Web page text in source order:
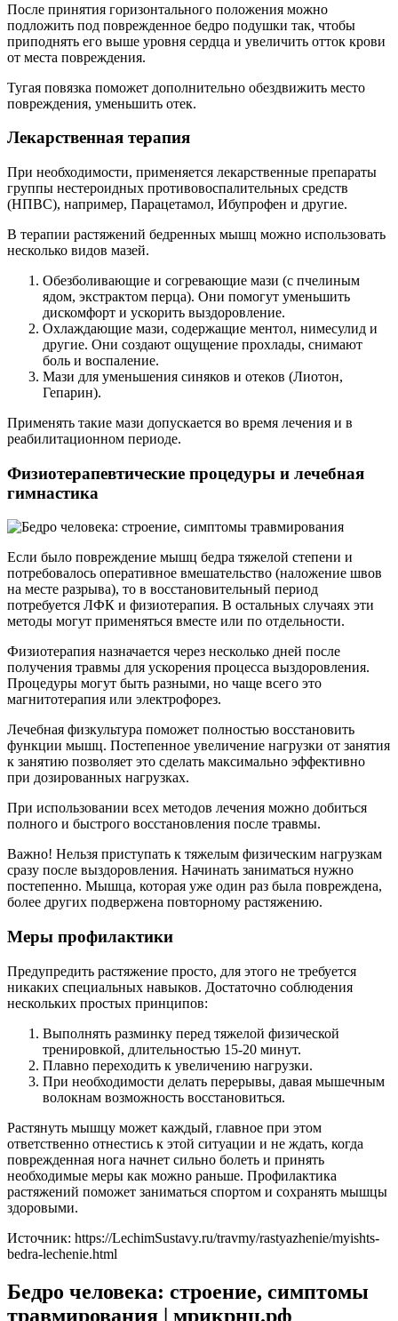
После принятия горизонтального положения можно
подложить под поврежденное бедро подушки так, чтобы
приподнять его выше уровня сердца и увеличить отток крови
от места повреждения.
Тугая повязка поможет дополнительно обездвижить место
повреждения, уменьшить отек.
Лекарственная терапия
При необходимости, применяется лекарственные препараты
группы нестероидных противовоспалительных средств
(НПВС), например, Парацетамол, Ибупрофен и другие.
В терапии растяжений бедренных мышц можно использовать
несколько видов мазей.
Обезболивающие и согревающие мази (с пчелиным
ядом, экстрактом перца). Они помогут уменьшить
дискомфорт и ускорить выздоровление.
Охлаждающие мази, содержащие ментол, нимесулид и
другие. Они создают ощущение прохлады, снимают
боль и воспаление.
Мази для уменьшения синяков и отеков (Лиотон,
Гепарин).
Применять такие мази допускается во время лечения и в
реабилитационном периоде.
Физиотерапевтические процедуры и лечебная
гимнастика
Если было повреждение мышц бедра тяжелой степени и
потребовалось оперативное вмешательство (наложение швов
на месте разрыва), то в восстановительный период
потребуется ЛФК и физиотерапия. В остальных случаях эти
методы могут применяться вместе или по отдельности.
Физиотерапия назначается через несколько дней после
получения травмы для ускорения процесса выздоровления.
Процедуры могут быть разными, но чаще всего это
магнитотерапия или электрофорез.
Лечебная физкультура поможет полностью восстановить
функции мышц. Постепенное увеличение нагрузки от занятия
к занятию позволяет это сделать максимально эффективно
при дозированных нагрузках.
При использовании всех методов лечения можно добиться
полного и быстрого восстановления после травмы.
Важно! Нельзя приступать к тяжелым физическим нагрузкам
сразу после выздоровления. Начинать заниматься нужно
постепенно. Мышца, которая уже один раз была повреждена,
более других подвержена повторному растяжению.
Меры профилактики
Предупредить растяжение просто, для этого не требуется
никаких специальных навыков. Достаточно соблюдения
нескольких простых принципов:
Выполнять разминку перед тяжелой физической
тренировкой, длительностью 15-20 минут.
Плавно переходить к увеличению нагрузки.
При необходимости делать перерывы, давая мышечным
волокнам возможность восстановиться.
Растянуть мышцу может каждый, главное при этом
ответственно отнестись к этой ситуации и не ждать, когда
поврежденная нога начнет сильно болеть и принять
необходимые меры как можно раньше. Профилактика
растяжений поможет заниматься спортом и сохранять мышцы
здоровыми.
Источник: https://LechimSustavy.ru/travmy/rastyazhenie/myishts-
bedra-lechenie.html
Бедро человека: строение, симптомы
травмирования | мрикрнц.рф